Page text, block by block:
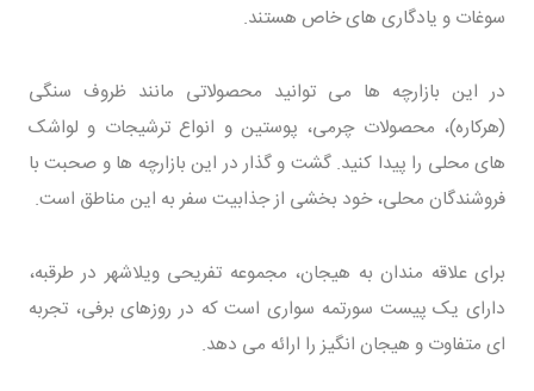
سوغات و یادگاری های خاص هستند.
در این بازارچه ها می توانید محصولاتی مانند ظروف سنگی
(هرکاره)، محصولات چرمی، پوستین و انواع ترشیجات و لواشک
های محلی را پیدا کنید. گشت و گذار در این بازارچه ها و صحبت با
فروشندگان محلی، خود بخشی از جذابیت سفر به این مناطق است.
برای علاقه مندان به هیجان، مجموعه تفریحی ویلاشهر در طرقبه،
دارای یک پیست سورتمه سواری است که در روزهای برفی، تجربه
ای متفاوت و هیجان انگیز را ارائه می دهد.